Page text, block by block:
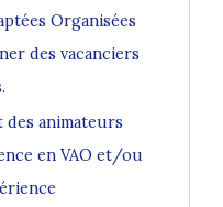
Organisées
des vacanciers
animateurs
en VAO et/ou